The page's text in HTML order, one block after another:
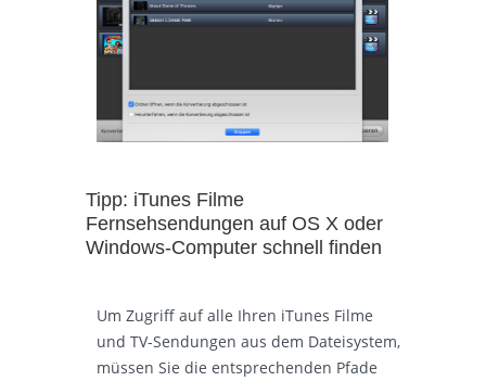
Tipp: iTunes Filme
Fernsehsendungen auf OS X oder
Windows-Computer schnell finden
Um Zugriff auf alle Ihren iTunes Filme
und TV-Sendungen aus dem Dateisystem,
müssen Sie die entsprechenden Pfade